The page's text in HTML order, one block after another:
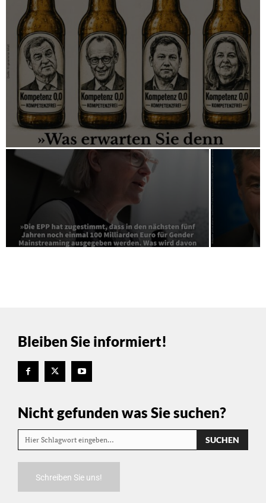
Bleiben Sie informiert!
Nicht gefunden was Sie suchen?
Hier Schlagwort eingeben… SUCHEN
Schreiben Sie uns!